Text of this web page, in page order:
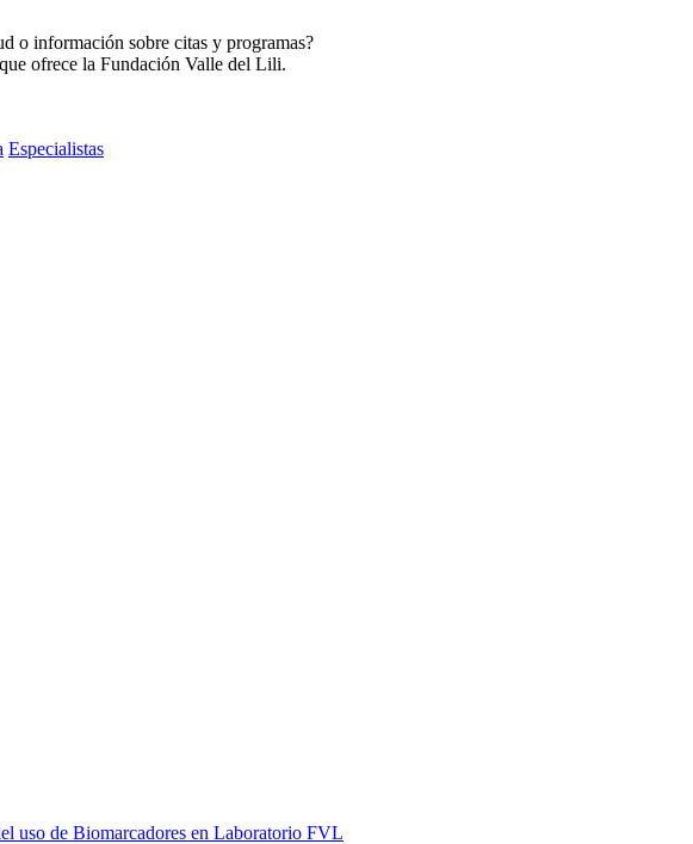
o información sobre citas y programas?
ofrece la Fundación Valle del Lili.
Especialistas
uso de Biomarcadores en Laboratorio FVL